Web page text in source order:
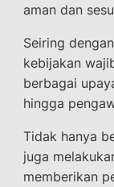
aman dan
Seiring
kebijakan
berbagai
hingga
Tidak hanya
juga
memberikan